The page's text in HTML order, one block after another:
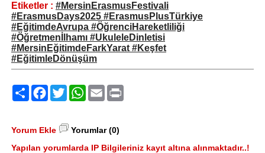
Etiketler : #MersinErasmusFestivali
#ErasmusDays2025 #ErasmusPlusTürkiye
#EğitimdeAvrupa #ÖğrenciHareketliliği
#Öğretmenİlhamı #UkuleleDinletisi
#MersinEğitimdeFarkYarat #Keşfet
#EğitimleDönüşüm
PaylaşFacebook
TwitterWhatsApp
Email
Yorum Ekle
Yorumlar (0)
Yapılan yorumlarda IP Bilgileriniz kayıt altına alınmaktadır..!